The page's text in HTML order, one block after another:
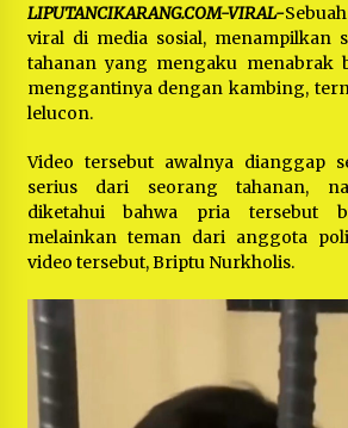
LIPUTANCIKARANG.COM-VIRAL-
viral di media sosial, menampilkan
tahanan yang mengaku menabrak
menggantinya dengan kambing,
lelucon.
Video tersebut awalnya dianggap
serius dari seorang tahanan,
diketahui bahwa pria tersebut
melainkan teman dari anggota
video tersebut, Briptu Nurkholis.